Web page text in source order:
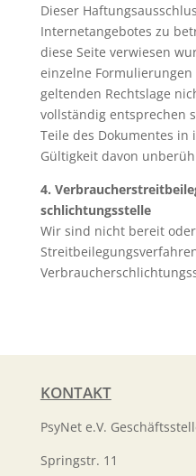
Dieser
Internetangebotes zu
diese Seite verwiesen
einzelne Formulierungen
geltenden Rechtslage
vollständig entsprechen
Teile des Dokumentes
Gültigkeit davon
4.
schlichtungs­stelle
Wir sind nicht bereit
KONTAKT
PsyNet e.V.
Springstr. 11